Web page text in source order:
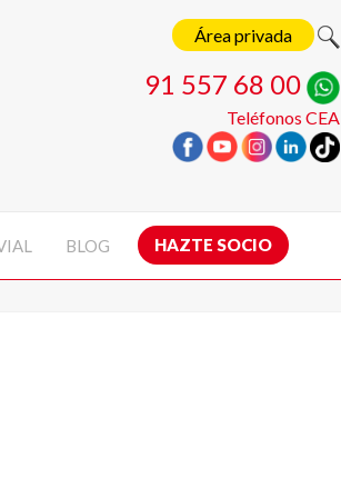
Área privada
91 557 68 00
Teléfonos CEA
BLOG HAZTE SOCIO